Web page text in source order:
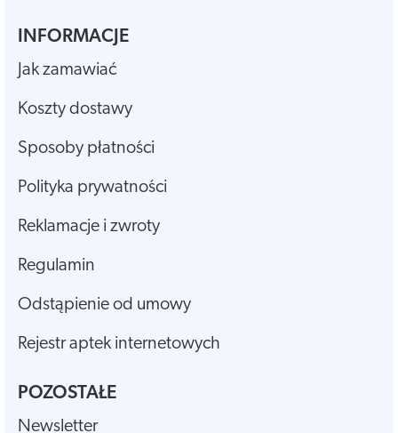
INFORMACJE
Jak zamawiać
Koszty dostawy
Sposoby płatności
Polityka prywatności
Reklamacje i zwroty
Regulamin
Odstąpienie od umowy
Rejestr aptek internetowych
POZOSTAŁE
Newsletter